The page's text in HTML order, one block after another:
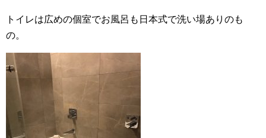
トイレは広めの個室でお風呂も日本式で洗い場ありのも
の。